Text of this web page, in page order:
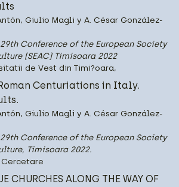
Giulio Magli y A. César González-
Conference of the European Society
(SEAC) Timisoara 2022
de Vest din Timi?oara,
Centuriations in Italy.
Giulio Magli y A. César González-
Conference of the European Society
Timisoara 2022.
CHURCHES ALONG THE WAY OF